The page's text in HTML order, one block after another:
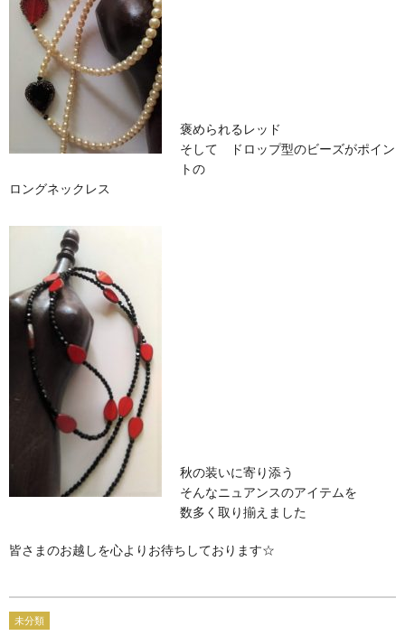
褒められるレッド
そして ドロップ型のビーズがポイン
トの
ロングネックレス
秋の装いに寄り添う
そんなニュアンスのアイテムを
数多く取り揃えました
皆さまのお越しを心よりお待ちしております☆
未分類